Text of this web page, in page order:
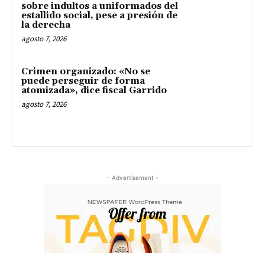
sobre indultos a uniformados del
estallido social, pese a presión de
la derecha
agosto 7, 2026
Crimen organizado: «No se
puede perseguir de forma
atomizada», dice fiscal Garrido
agosto 7, 2026
- Advertisement -